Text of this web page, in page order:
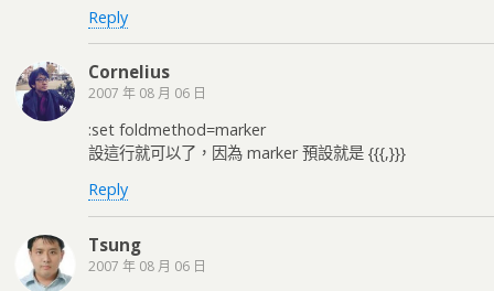
Reply
Cornelius
2007 年 08 月 06 日
:set foldmethod=marker
設這行就可以了，因為 marker 預設就是 {{{,}}}
Reply
Tsung
2007 年 08 月 06 日